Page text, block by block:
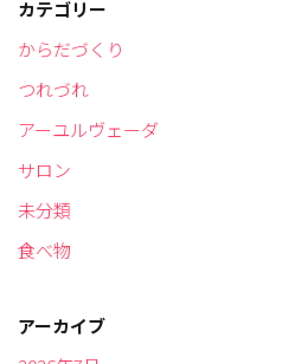
カテゴリー
からだづくり
つれづれ
アーユルヴェーダ
サロン
未分類
食べ物
アーカイブ